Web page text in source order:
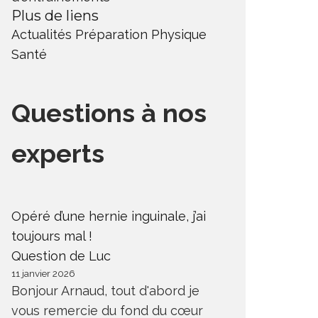
Plus de liens
Actualités Préparation Physique
Santé
Questions à nos
experts
Opéré d’une hernie inguinale, j’ai
toujours mal !
Question de Luc
11 janvier 2026
Bonjour Arnaud, tout d'abord je
vous remercie du fond du cœur